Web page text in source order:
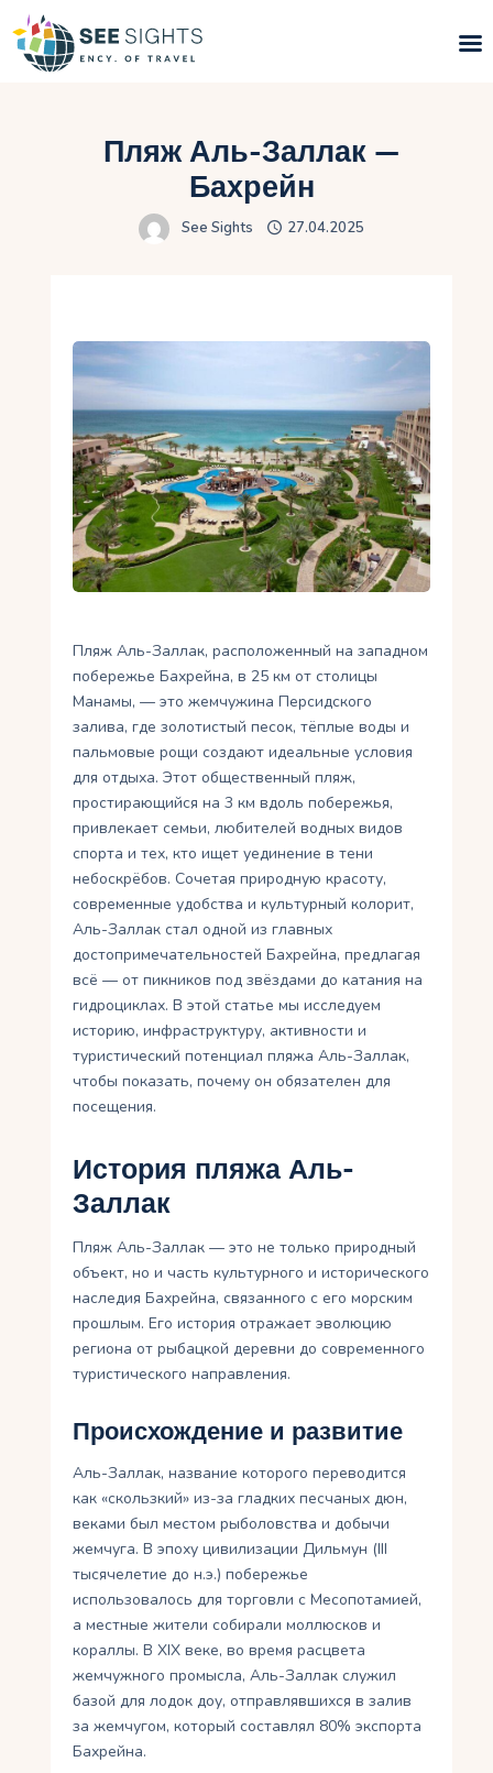
Горящие туры
Типы Туров
Инфо
Блог
Контакты
Укр
Пляж Аль-Заллак —
Бахрейн
See Sights 27.04.2025
Пляж Аль-Заллак, расположенный на западном
побережье Бахрейна, в 25 км от столицы
Манамы, — это жемчужина Персидского
залива, где золотистый песок, тёплые воды и
пальмовые рощи создают идеальные условия
для отдыха. Этот общественный пляж,
простирающийся на 3 км вдоль побережья,
привлекает семьи, любителей водных видов
спорта и тех, кто ищет уединение в тени
небоскрёбов. Сочетая природную красоту,
современные удобства и культурный колорит,
Аль-Заллак стал одной из главных
достопримечательностей Бахрейна, предлагая
всё — от пикников под звёздами до катания на
гидроциклах. В этой статье мы исследуем
историю, инфраструктуру, активности и
туристический потенциал пляжа Аль-Заллак,
чтобы показать, почему он обязателен для
посещения.
История пляжа Аль-
Заллак
Пляж Аль-Заллак — это не только природный
объект, но и часть культурного и исторического
наследия Бахрейна, связанного с его морским
прошлым. Его история отражает эволюцию
региона от рыбацкой деревни до современного
туристического направления.
Происхождение и развитие
Аль-Заллак, название которого переводится
как «скользкий» из-за гладких песчаных дюн,
веками был местом рыболовства и добычи
жемчуга. В эпоху цивилизации Дильмун (III
тысячелетие до н.э.) побережье
использовалось для торговли с Месопотамией,
а местные жители собирали моллюсков и
кораллы. В XIX веке, во время расцвета
жемчужного промысла, Аль-Заллак служил
базой для лодок доу, отправлявшихся в залив
за жемчугом, который составлял 80% экспорта
Бахрейна.